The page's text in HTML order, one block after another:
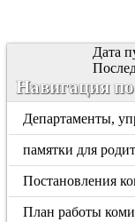
Дата
Навигация по
Департаменты,
памятки для
Постановления
План работы